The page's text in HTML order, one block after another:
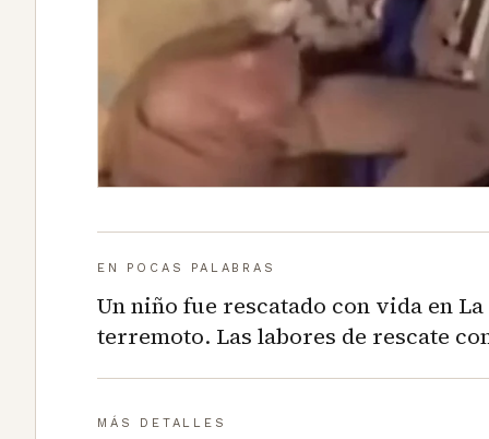
EN POCAS PALABRAS
Un niño fue rescatado con vida en
terremoto. Las labores de rescate
MÁS DETALLES